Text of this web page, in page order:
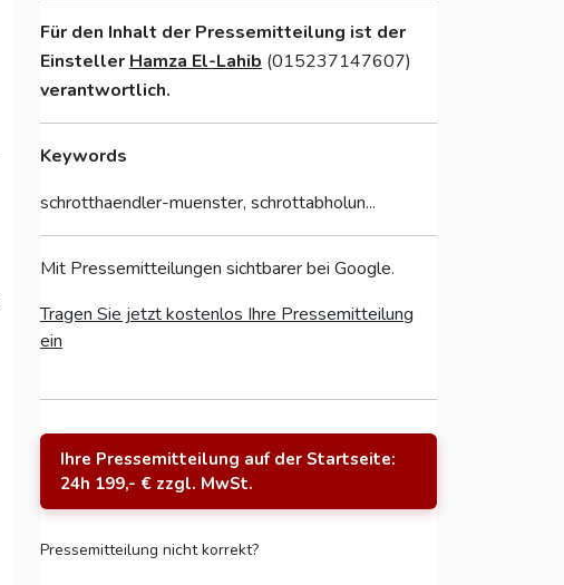
Für den Inhalt der Pressemitteilung ist der
Einsteller Hamza El-Lahib (015237147607)
verantwortlich.
Keywords
schrotthaendler-muenster, schrottabholun...
Mit Pressemitteilungen sichtbarer bei Google.
Tragen Sie jetzt kostenlos Ihre Pressemitteilung
ein
Ihre Pressemitteilung auf der Startseite:
24h 199,- € zzgl. MwSt.
Pressemitteilung nicht korrekt?